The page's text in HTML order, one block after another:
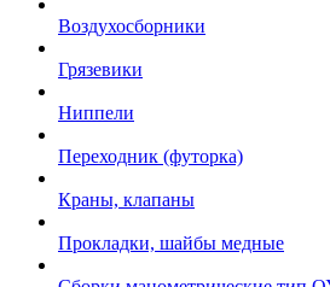
Воздухосборники
Грязевики
Ниппели
Переходник (футорка)
Краны, клапаны
Прокладки, шайбы медные